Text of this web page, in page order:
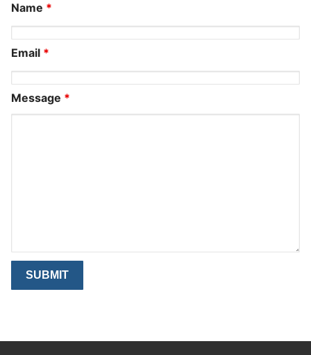
Name *
Email *
Message *